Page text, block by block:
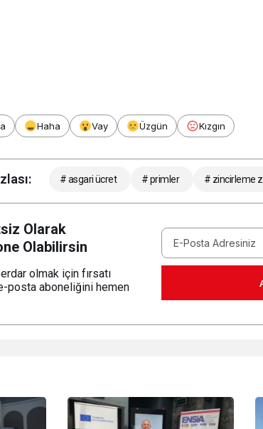
Haha Vay Üzgün Kızgın
# asgari ücret # primler # zincirleme
Olarak
Olabilirsin
olmak için fırsatı
posta aboneliğini hemen